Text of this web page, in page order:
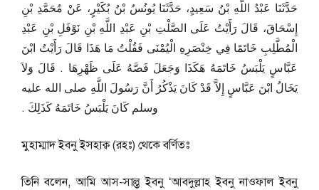
حَدَّثَنَا عَبْدُ اللَّهِ بْنُ سَعِيدٍ، حَدَّثَنَا يُونُسُ بْنُ بُكَيْرٍ، عَنْ مُحَمَّدِ بْنِ
إِسْحَاقَ، قَالَ رَأَيْتُ عَلَى الصَّلْتِ بْنِ عَبْدِ اللَّهِ بْنِ نَوْفَلِ بْنِ عَبْدِ
الْمُطَّلِبِ خَاتَمًا فِي خِنْصَرِهِ الْيُمْنَى فَقُلْتُ مَا هَذَا قَالَ رَأَيْتُ ابْنَ
عَبَّاسٍ يَلْبَسُ خَاتَمَهُ هَكَذَا وَجَعَلَ فَصَّهُ عَلَى ظَهْرِهَا ‏.‏ قَالَ وَلاَ
يَخَالُ ابْنَ عَبَّاسٍ إِلاَّ قَدْ كَانَ يَذْكُرُ أَنَّ رَسُولَ اللَّهِ صلى الله عليه
وسلم كَانَ يَلْبَسُ خَاتَمَهُ كَذَلِكَ ‏.‏
মুহাম্মাদ ইবনু ইসহাক্ব (রহঃ) থেকে বর্ণিতঃ
তিনি বলেন, আমি আস-সাল্ত ইবনু ‘আবদুল্লাহ ইবনু নাওফাল ইবনু